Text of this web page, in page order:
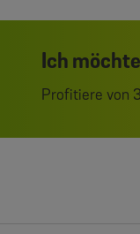
Ich
Profitiere von